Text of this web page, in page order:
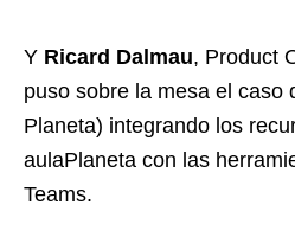
Y Ricard Dalmau, Product
puso sobre la mesa el caso
Planeta) integrando los
aulaPlaneta con las
Teams.